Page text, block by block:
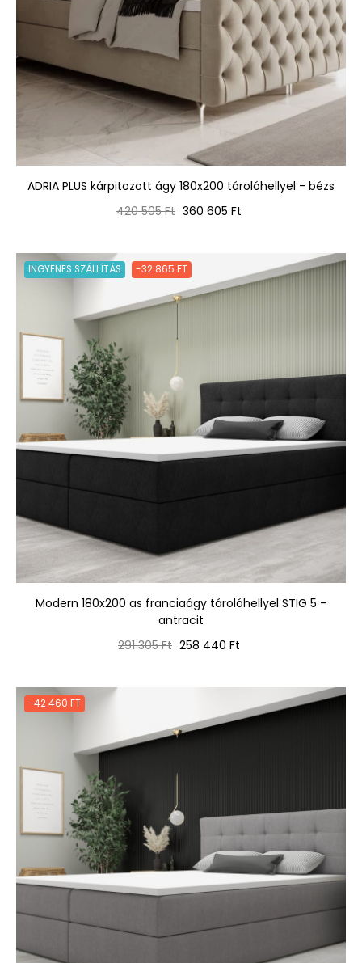
ADRIA PLUS kárpitozott ágy 180x200 tárolóhellyel - bézs
Normál
420 505 Ft Ár
360 605 Ft
INGYENES SZÁLLÍTÁS -32 865 FT
Modern 180x200 as franciaágy tárolóhellyel STIG 5 -
antracit
Normál
291 305 Ft Ár
258 440 Ft
-42 460 FT